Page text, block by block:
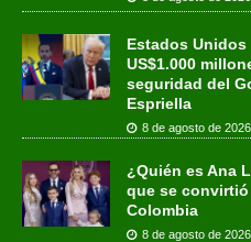
Estados
US$1.000
seguridad del
Espriella
8 de agosto de 2026
¿Quién es Ana
que se convirtió
Colombia
8 de agosto de 2026